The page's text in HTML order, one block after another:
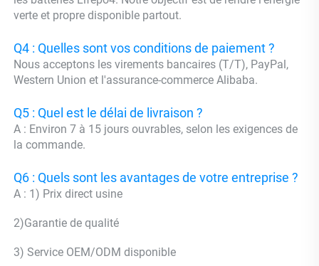
verte et propre disponible partout.
Q4 : Quelles sont vos conditions de paiement ?
Nous acceptons les virements bancaires (T/T), PayPal,
Western Union et l'assurance-commerce Alibaba.
Q5 : Quel est le délai de livraison ?
A : Environ 7 à 15 jours ouvrables, selon les exigences de
la commande.
Q6 : Quels sont les avantages de votre entreprise ?
A : 1) Prix direct usine
2)Garantie de qualité
3) Service OEM/ODM disponible